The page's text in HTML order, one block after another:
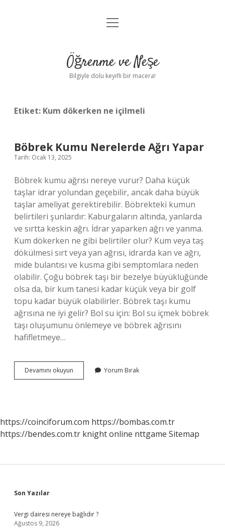
Anasayfa
Yasal Uyarı
menüyü
Öğrenme ve Neşe
Bilgiyle dolu keyifli bir macera!
Etiket: Kum dökerken ne içilmeli
Böbrek Kumu Nerelerde Ağrı Yapar
Tarih: Ocak 13, 2025
Böbrek kumu ağrısı nereye vurur? Daha küçük
taşlar idrar yolundan geçebilir, ancak daha büyük
taşlar ameliyat gerektirebilir. Böbrekteki kumun
belirtileri şunlardır: Kaburgaların altında, yanlarda
ve sırtta keskin ağrı. İdrar yaparken ağrı ve yanma.
Kum dökerken ne gibi belirtiler olur? Kum veya taş
dökülmesi sırt veya yan ağrısı, idrarda kan ve ağrı,
mide bulantısı ve kusma gibi semptomlara neden
olabilir. Çoğu böbrek taşı bir bezelye büyüklüğünde
olsa da, bir kum tanesi kadar küçük veya bir golf
topu kadar büyük olabilirler. Böbrek taşı kumu
ağrısına ne iyi gelir? Bol su için: Bol su içmek böbrek
taşı oluşumunu önlemeye ve böbrek ağrısını
hafifletmeye…
Devamını okuyun
Kumu
Yorum Bırak
https://coinciforum.com https://bombas.com.tr
https://bendes.com.tr knight online nttgame Sitemap
Sidebar
Son Yazılar
Vergi dairesi nereye bağlıdır ?
Ağustos 9, 2026